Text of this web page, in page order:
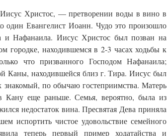
Христос, — претворении воды в вино в
один Евангелист Иоанн. Чудо это произошло
и Нафанаила. Иисус Христос был позван на
городке, находившемся в 2-3 часах ходьбы к
что призванного Господом Нафанаила;
Каны, находившейся близ г. Тира. Иисус был
по обычаю гостеприимства. Матерь
еще раньше. Семья, вероятно, была из
недостаток вина. Пресвятая Дева приняла
испортить чистое удовольствие семейного
теперь первый пример ходатайства и